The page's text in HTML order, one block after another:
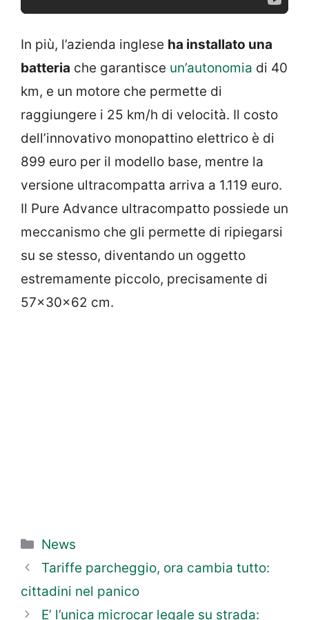
In più, l’azienda inglese ha installato una
batteria che garantisce un’autonomia di 40
km, e un motore che permette di
raggiungere i 25 km/h di velocità. Il costo
dell’innovativo monopattino elettrico è di
899 euro per il modello base, mentre la
versione ultracompatta arriva a 1.119 euro.
Il Pure Advance ultracompatto possiede un
meccanismo che gli permette di ripiegarsi
su se stesso, diventando un oggetto
estremamente piccolo, precisamente di
57x30x62 cm.
Categorie
News
Tariffe parcheggio, ora cambia tutto:
cittadini nel panico
E’ l’unica microcar legale su strada: